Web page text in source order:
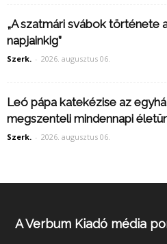
„A szatmári svábok története
napjainkig”
Szerk. - 2026. augusztus 06.
Leó pápa katekézise az
megszenteli mindennapi
Szerk. - 2026. augusztus 06.
A Verbum Kiadó média